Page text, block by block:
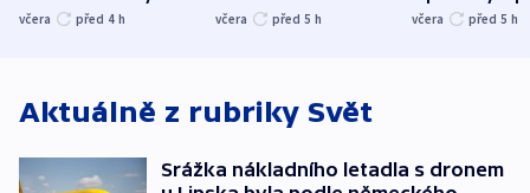
stromy a poničily
včera před 4 h
Oscara, zabojuje o
včera před 5 h
německého
včera před 5 h
Aktuálně z rubriky Svět
Srážka nákladního letadla s dronem